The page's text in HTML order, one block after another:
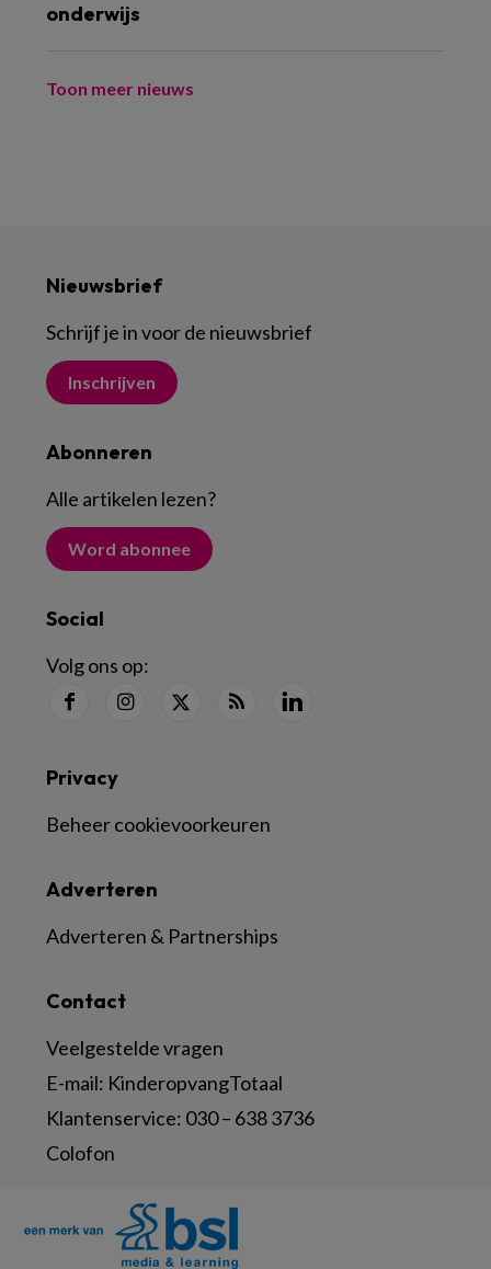
onderwijs
Toon meer nieuws
Nieuwsbrief
Schrijf je in voor de nieuwsbrief
Inschrijven
Abonneren
Alle artikelen lezen?
Word abonnee
Social
Volg ons op:
Contact
Veelgestelde vragen
E-mail: KinderopvangTotaal
Klantenservice: 030 – 638 3736
Colofon
Adverteren
Adverteren & Partnerships
Privacy
Beheer cookievoorkeuren